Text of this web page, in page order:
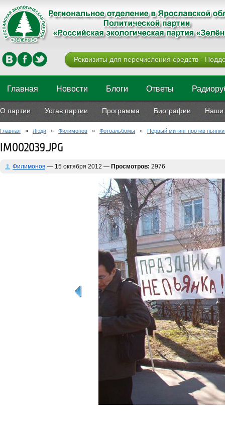
Реквизиты для перечисления средств -
Главная Новости Блоги Ответы
О партии Устав партии Программа Биографии Наши
Главная » Люди » Филимонов » Фотоальбомы » Первый митинг против
IM002039.JPG
Филимонов — 15 октября 2012 — Просмотров: 2976